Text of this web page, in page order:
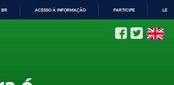
BR ACESSO À INFORMAÇÃO PARTICIPE